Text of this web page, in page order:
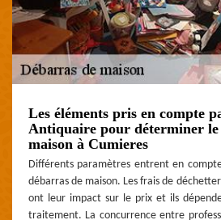
Les éléments pris en compte
Antiquaire pour déterminer
maison à Cumieres
Différents paramètres entrent en
débarras de maison. Les frais de
ont leur impact sur le prix et ils
traitement. La concurrence entre